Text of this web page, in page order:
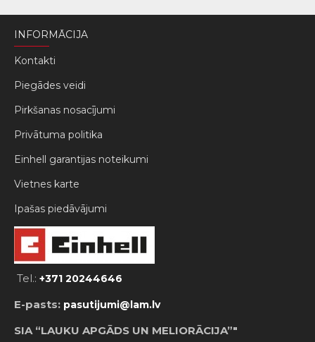
INFORMĀCIJA
Kontakti
Piegādes veidi
Pirkšanas nosacījumi
Privātuma politika
Einhell garantijas noteikumi
Vietnes karte
Ipašas piedāvājumi
Tel.: +371 20244646
E-pasts: pasutijumi@lam.lv
SIA “LAUKU APGĀDS UN MELIORĀCIJA”"